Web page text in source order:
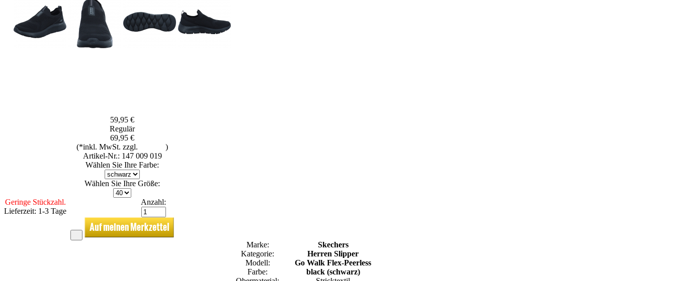
59,95 €
Regulär
69,95 €
(*inkl. MwSt. zzgl.
)
Artikel-Nr.: 147 009 019
Wählen Sie Ihre Farbe:
Wählen Sie Ihre Größe:
Geringe Stückzahl.
Lieferzeit: 1-3 Tage
Anzahl:
Marke:
Skechers
Kategorie:
Herren Slipper
Modell:
Go Walk Flex-Peerless
Farbe:
black (schwarz)